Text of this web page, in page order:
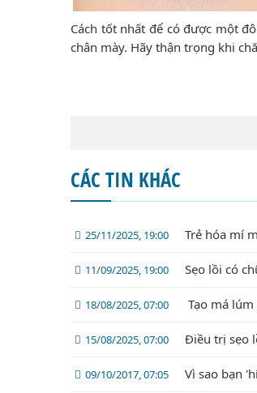
Cách tốt nhất để có được một
chân mày. Hãy thận trọng khi
CÁC TIN KHÁC
25/11/2025, 19:00 Trẻ hóa mí
11/09/2025, 19:00 Sẹo lồi có
18/08/2025, 07:00 Tạo má
15/08/2025, 07:00 Điều trị sẹo
09/10/2017, 07:05 Vì sao bạn